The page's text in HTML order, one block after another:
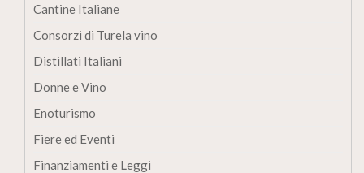
Cantine Italiane
Consorzi di Turela vino
Distillati Italiani
Donne e Vino
Enoturismo
Fiere ed Eventi
Finanziamenti e Leggi